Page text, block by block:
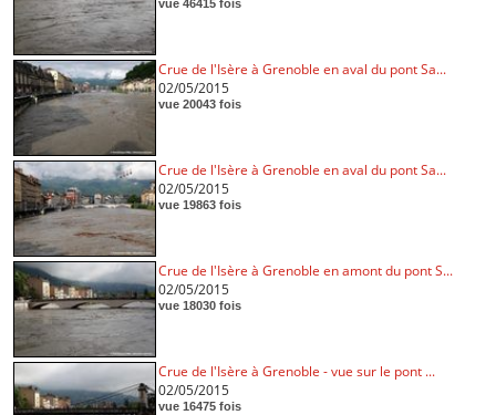
vue 46415 fois
Crue de l'Isère à Grenoble en aval du pont Sa...
02/05/2015
vue 20043 fois
Crue de l'Isère à Grenoble en aval du pont Sa...
02/05/2015
vue 19863 fois
Crue de l'Isère à Grenoble en amont du pont S...
02/05/2015
vue 18030 fois
Crue de l'Isère à Grenoble - vue sur le pont ...
02/05/2015
vue 16475 fois